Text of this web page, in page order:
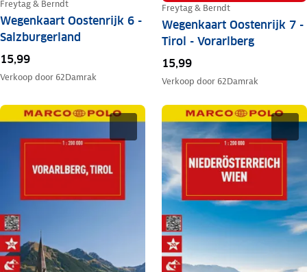
Freytag & Berndt
Wegenkaart Oostenrijk 6 -
Salzburgerland
15,99
Verkoop door 62Damrak
Freytag & Berndt
Wegenkaart Oostenrijk 7 -
Tirol - Vorarlberg
15,99
Verkoop door 62Damrak